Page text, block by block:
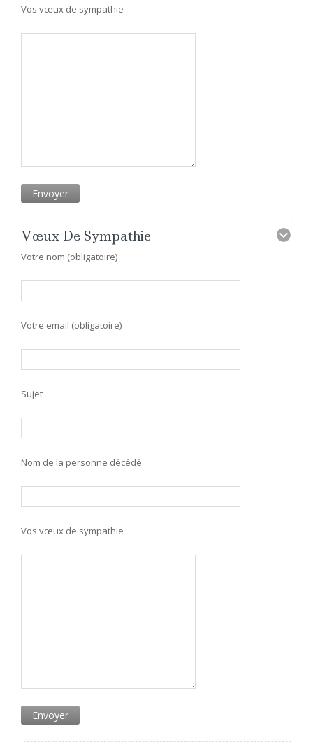
Vos vœux de sympathie
Vœux De Sympathie
Votre nom (obligatoire)
Votre email (obligatoire)
Sujet
Nom de la personne décédé
Vos vœux de sympathie